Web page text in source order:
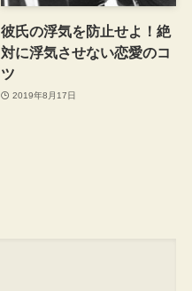
彼氏の浮気を防止せよ！絶
対に浮気させない恋愛のコ
ツ
2019年8月17日